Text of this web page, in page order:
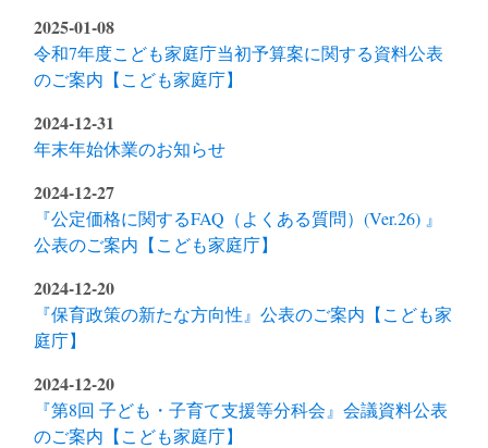
2025-01-08
令和7年度こども家庭庁当初予算案に関する資料公表
のご案内【こども家庭庁】
2024-12-31
年末年始休業のお知らせ
2024-12-27
『公定価格に関するFAQ（よくある質問）(Ver.26) 』
公表のご案内【こども家庭庁】
2024-12-20
『保育政策の新たな方向性』公表のご案内【こども家
庭庁】
2024-12-20
『第8回 子ども・子育て支援等分科会』会議資料公表
のご案内【こども家庭庁】